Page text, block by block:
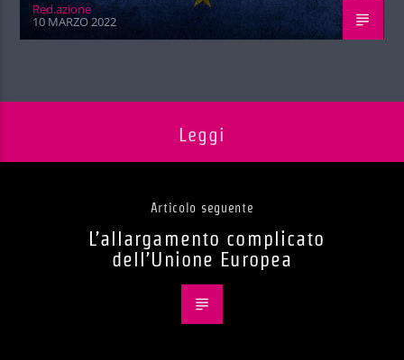
Red.azione
10 MARZO 2022
Leggi
Articolo seguente
L’allargamento complicato
dell’Unione Europea